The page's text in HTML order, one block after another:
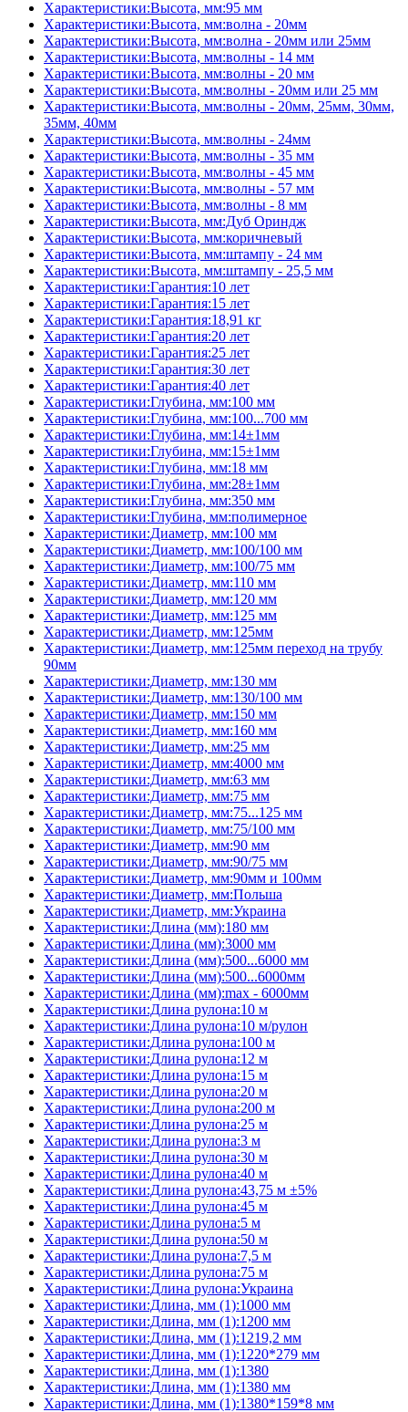
Характеристики:Высота, мм:95 мм
Характеристики:Высота, мм:волна - 20мм
Характеристики:Высота, мм:волна - 20мм или 25мм
Характеристики:Высота, мм:волны - 14 мм
Характеристики:Высота, мм:волны - 20 мм
Характеристики:Высота, мм:волны - 20мм или 25 мм
Характеристики:Высота, мм:волны - 20мм, 25мм, 30мм,
35мм, 40мм
Характеристики:Высота, мм:волны - 24мм
Характеристики:Высота, мм:волны - 35 мм
Характеристики:Высота, мм:волны - 45 мм
Характеристики:Высота, мм:волны - 57 мм
Характеристики:Высота, мм:волны - 8 мм
Характеристики:Высота, мм:Дуб Ориндж
Характеристики:Высота, мм:коричневый
Характеристики:Высота, мм:штампу - 24 мм
Характеристики:Высота, мм:штампу - 25,5 мм
Характеристики:Гарантия:10 лет
Характеристики:Гарантия:15 лет
Характеристики:Гарантия:18,91 кг
Характеристики:Гарантия:20 лет
Характеристики:Гарантия:25 лет
Характеристики:Гарантия:30 лет
Характеристики:Гарантия:40 лет
Характеристики:Глубина, мм:100 мм
Характеристики:Глубина, мм:100...700 мм
Характеристики:Глубина, мм:14±1мм
Характеристики:Глубина, мм:15±1мм
Характеристики:Глубина, мм:18 мм
Характеристики:Глубина, мм:28±1мм
Характеристики:Глубина, мм:350 мм
Характеристики:Глубина, мм:полимерное
Характеристики:Диаметр, мм:100 мм
Характеристики:Диаметр, мм:100/100 мм
Характеристики:Диаметр, мм:100/75 мм
Характеристики:Диаметр, мм:110 мм
Характеристики:Диаметр, мм:120 мм
Характеристики:Диаметр, мм:125 мм
Характеристики:Диаметр, мм:125мм
Характеристики:Диаметр, мм:125мм переход на трубу
90мм
Характеристики:Диаметр, мм:130 мм
Характеристики:Диаметр, мм:130/100 мм
Характеристики:Диаметр, мм:150 мм
Характеристики:Диаметр, мм:160 мм
Характеристики:Диаметр, мм:25 мм
Характеристики:Диаметр, мм:4000 мм
Характеристики:Диаметр, мм:63 мм
Характеристики:Диаметр, мм:75 мм
Характеристики:Диаметр, мм:75...125 мм
Характеристики:Диаметр, мм:75/100 мм
Характеристики:Диаметр, мм:90 мм
Характеристики:Диаметр, мм:90/75 мм
Характеристики:Диаметр, мм:90мм и 100мм
Характеристики:Диаметр, мм:Польша
Характеристики:Диаметр, мм:Украина
Характеристики:Длина (мм):180 мм
Характеристики:Длина (мм):3000 мм
Характеристики:Длина (мм):500...6000 мм
Характеристики:Длина (мм):500...6000мм
Характеристики:Длина (мм):max - 6000мм
Характеристики:Длина рулона:10 м
Характеристики:Длина рулона:10 м/рулон
Характеристики:Длина рулона:100 м
Характеристики:Длина рулона:12 м
Характеристики:Длина рулона:15 м
Характеристики:Длина рулона:20 м
Характеристики:Длина рулона:200 м
Характеристики:Длина рулона:25 м
Характеристики:Длина рулона:3 м
Характеристики:Длина рулона:30 м
Характеристики:Длина рулона:40 м
Характеристики:Длина рулона:43,75 м ±5%
Характеристики:Длина рулона:45 м
Характеристики:Длина рулона:5 м
Характеристики:Длина рулона:50 м
Характеристики:Длина рулона:7,5 м
Характеристики:Длина рулона:75 м
Характеристики:Длина рулона:Украина
Характеристики:Длина, мм (1):1000 мм
Характеристики:Длина, мм (1):1200 мм
Характеристики:Длина, мм (1):1219,2 мм
Характеристики:Длина, мм (1):1220*279 мм
Характеристики:Длина, мм (1):1380
Характеристики:Длина, мм (1):1380 мм
Характеристики:Длина, мм (1):1380*159*8 мм